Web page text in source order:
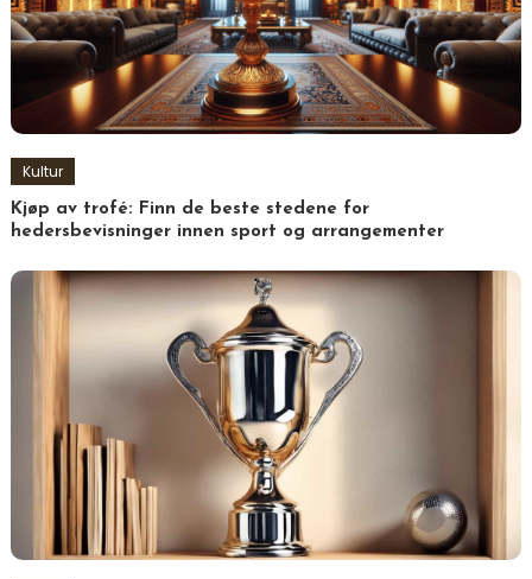
Kultur
Kjøp av trofé: Finn de beste stedene for
hedersbevisninger innen sport og arrangementer